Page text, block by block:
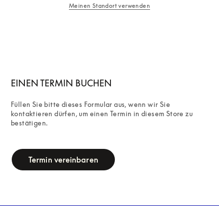
Meinen Standort verwenden
EINEN TERMIN BUCHEN
Füllen Sie bitte dieses Formular aus, wenn wir Sie
kontaktieren dürfen, um einen Termin in diesem Store zu
bestätigen.
Termin vereinbaren